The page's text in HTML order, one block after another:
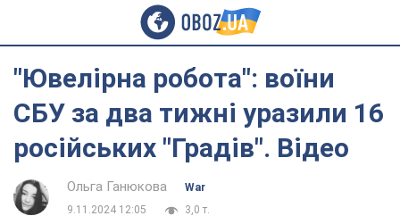
"Ювелірна робота": воїни
СБУ за два тижні уразили 16
російських "Градів". Відео
Ольга Ганюкова
War
9.11.2024 12:05
3,0 т.